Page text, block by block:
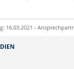
16.03.2021 -